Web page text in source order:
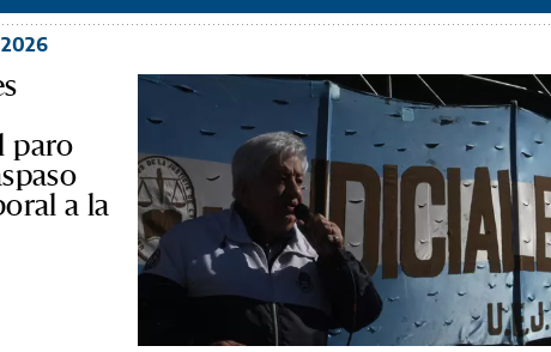
paro
a la